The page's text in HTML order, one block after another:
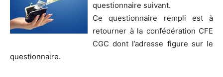
questionnaire suivant.
Ce questionnaire rempli est à
retourner à la confédération CFE
CGC dont l’adresse figure sur le
questionnaire.